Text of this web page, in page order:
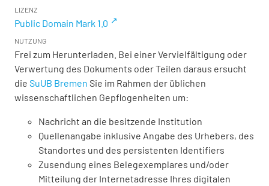
LIZENZ
Public Domain Mark 1.0
NUTZUNG
Frei zum Herunterladen. Bei einer Vervielfältigung oder
Verwertung des Dokuments oder Teilen daraus ersucht
die SuUB Bremen Sie im Rahmen der üblichen
wissenschaftlichen Gepflogenheiten um:
Nachricht an die besitzende Institution
Quellenangabe inklusive Angabe des Urhebers, des
Standortes und des persistenten Identifiers
Zusendung eines Belegexemplares und/oder
Mitteilung der Internetadresse Ihres digitalen